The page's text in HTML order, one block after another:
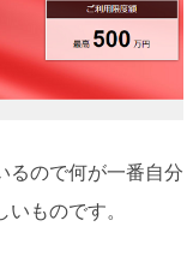
るので何が一番自分
ものです。